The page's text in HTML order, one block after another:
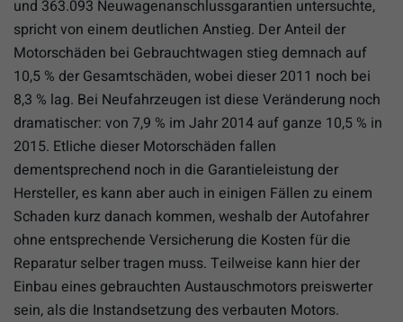
und 363.093 Neuwagenanschlussgarantien untersuchte,
spricht von einem deutlichen Anstieg. Der Anteil der
Motorschäden bei Gebrauchtwagen stieg demnach auf
10,5 % der Gesamtschäden, wobei dieser 2011 noch bei
8,3 % lag. Bei Neufahrzeugen ist diese Veränderung noch
dramatischer: von 7,9 % im Jahr 2014 auf ganze 10,5 % in
2015. Etliche dieser Motorschäden fallen
dementsprechend noch in die Garantieleistung der
Hersteller, es kann aber auch in einigen Fällen zu einem
Schaden kurz danach kommen, weshalb der Autofahrer
ohne entsprechende Versicherung die Kosten für die
Reparatur selber tragen muss. Teilweise kann hier der
Einbau eines gebrauchten Austauschmotors preiswerter
sein, als die Instandsetzung des verbauten Motors.